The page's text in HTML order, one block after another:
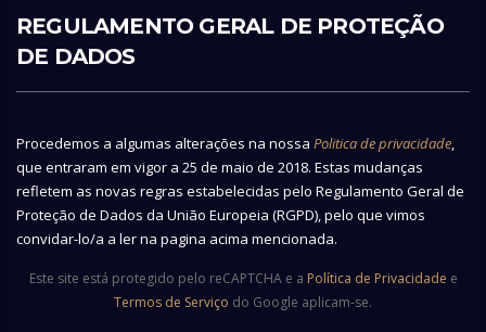
REGULAMENTO GERAL DE PROTEÇÃO
DE DADOS
Procedemos a algumas alterações na nossa Politica de privacidade,
que entraram em vigor a 25 de maio de 2018. Estas mudanças
refletem as novas regras estabelecidas pelo Regulamento Geral de
Proteção de Dados da União Europeia (RGPD), pelo que vimos
convidar-lo/a a ler na pagina acima mencionada.
Este site está protegido pelo reCAPTCHA e a Política de Privacidade e
Termos de Serviço do Google aplicam-se.